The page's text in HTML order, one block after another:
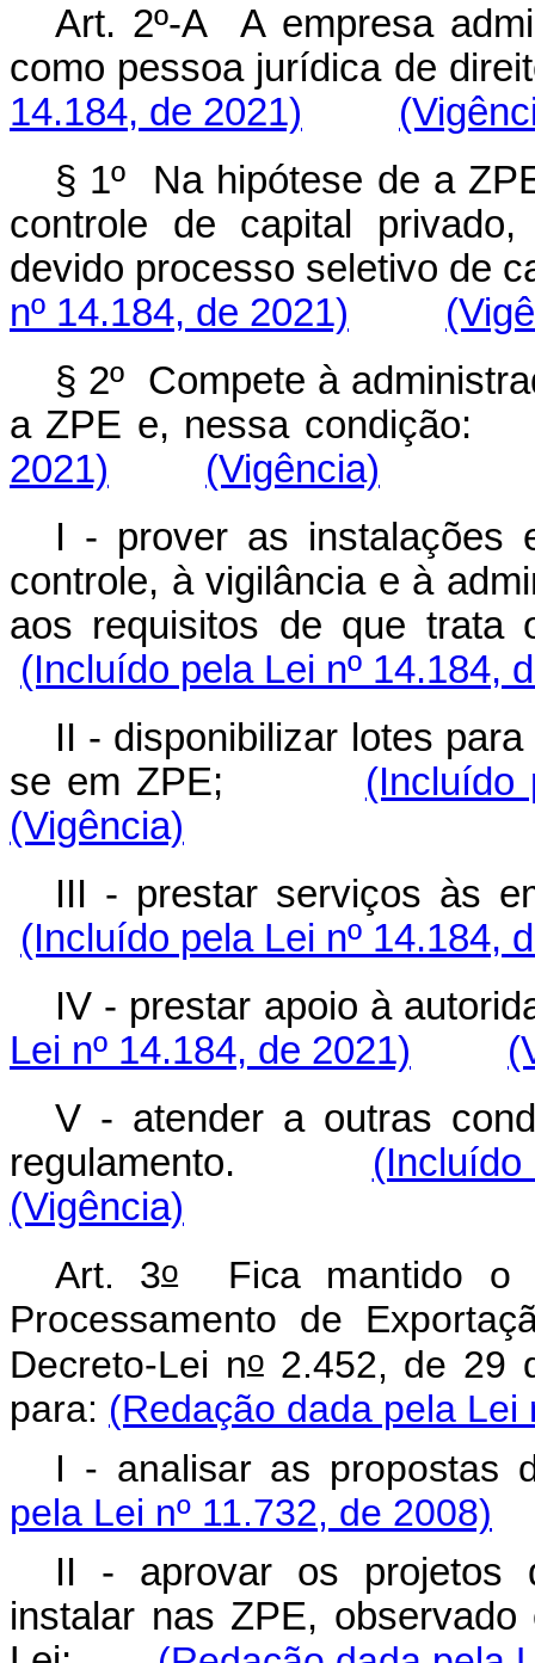
Art. 2º-A A empresa
como pessoa jurídica de
14.184, de 2021)
§ 1º Na hipótese de a
controle de capital
devido processo seletivo
nº 14.184, de 2021)
§ 2º Compete à
a ZPE e, nessa
2021)
(Vigência)
I - prover as instalações
controle, à vigilância e à
aos requisitos de que
(Incluído pela Lei nº 14.184,
II - disponibilizar lotes
se em ZPE; (Incluído
(Vigência)
III - prestar serviços
(Incluído pela Lei nº 14.184,
IV - prestar apoio à
Lei nº 14.184, de 2021)
V - atender a outras
regulamento.
(Vigência)
Art. 3oFica mantido o
Processamento de
Decreto-Lei no2.452, de 29
para: (Redação dada pela Lei
I - analisar as propostas
pela Lei nº 11.732, de 2008)
II - aprovar os projetos
instalar nas ZPE,